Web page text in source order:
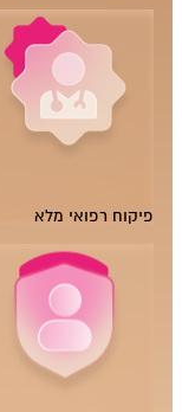
פיקוח רפואי מלא